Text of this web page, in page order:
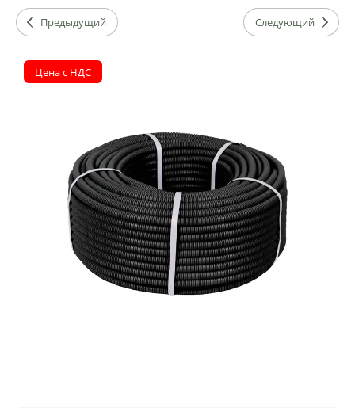
Предыдущий Следующий
Цена с НДС